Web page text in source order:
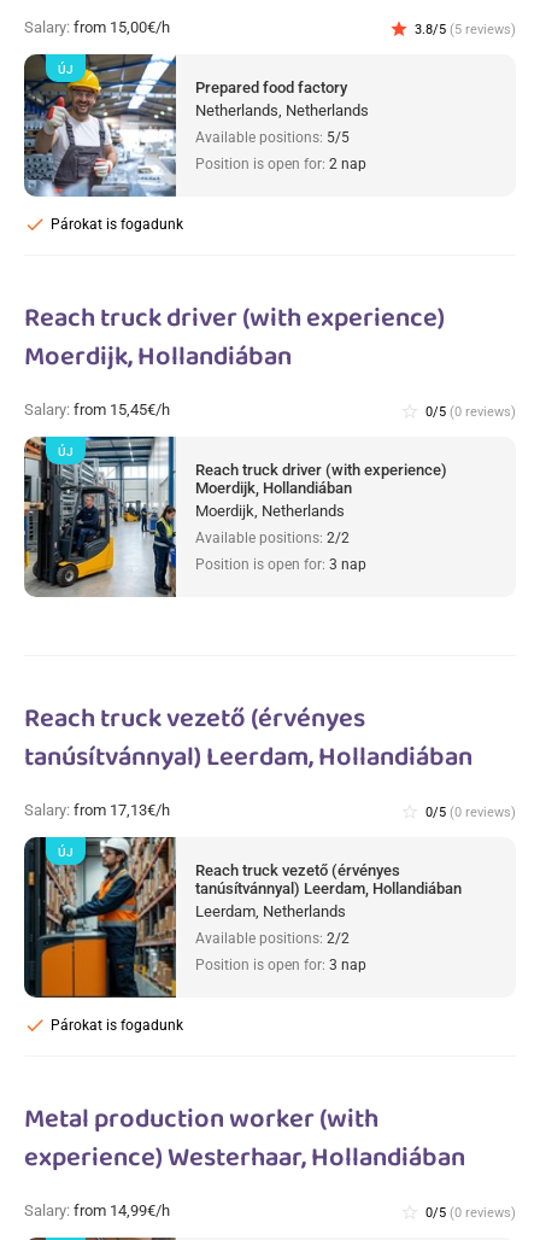
Salary: from 15,00€/h star 3.8/5 (5 reviews)
Prepared food factory
Netherlands, Netherlands
Available positions: 5/5
Position is open for: 2 nap
Párokat is fogadunk
check
ÚJ
Reach truck driver (with experience)
Moerdijk, Hollandiában
Salary: from 15,45€/h star_border 0/5 (0 reviews)
Reach truck driver (with experience)
Moerdijk, Hollandiában
Moerdijk, Netherlands
Available positions: 2/2
Position is open for: 3 nap
ÚJ
Reach truck vezető (érvényes
tanúsítvánnyal) Leerdam, Hollandiában
Salary: from 17,13€/h star_border 0/5 (0 reviews)
Reach truck vezető (érvényes
tanúsítvánnyal) Leerdam, Hollandiában
Leerdam, Netherlands
Available positions: 2/2
Position is open for: 3 nap
Párokat is fogadunk
check
ÚJ
Metal production worker (with
experience) Westerhaar, Hollandiában
Salary: from 14,99€/h star_border 0/5 (0 reviews)